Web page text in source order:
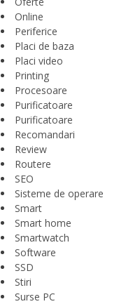
Online
Periferice
Placi de baza
Placi video
Printing
Procesoare
Purificatoare
Purificatoare
Recomandari
Review
Routere
SEO
Sisteme de operare
Smart
Smart home
Smartwatch
Software
SSD
Stiri
Surse PC